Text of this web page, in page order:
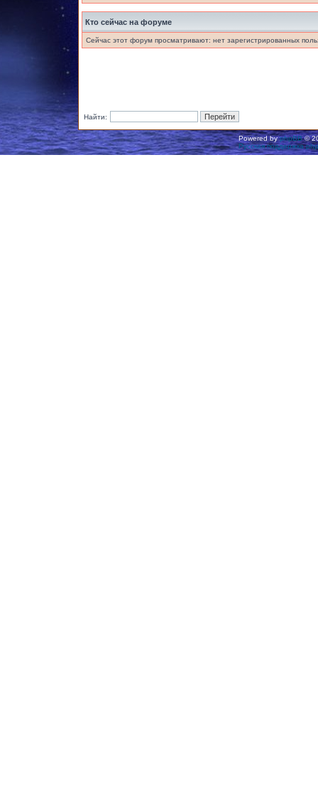
Кто сейчас на форуме
Сейчас этот форум просматривают: нет зарегистрированных
Найти:
Powered byphpBB©
Русская поддержка